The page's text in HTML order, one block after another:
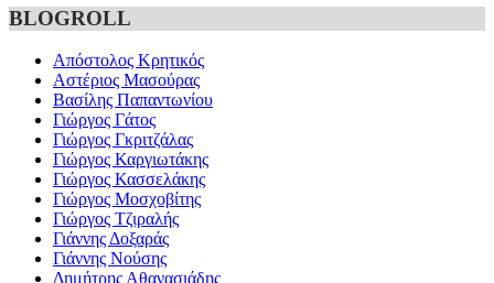
BLOGROLL
Απόστολος Κρητικός
Αστέριος Μασούρας
Βασίλης Παπαντωνίου
Γιώργος Γάτος
Γιώργος Γκριτζάλας
Γιώργος Καργιωτάκης
Γιώργος Κασσελάκης
Γιώργος Μοσχοβίτης
Γιώργος Τζιραλής
Γιάννης Δοξαράς
Γιάννης Νούσης
Δημήτρης Αθανασιάδης